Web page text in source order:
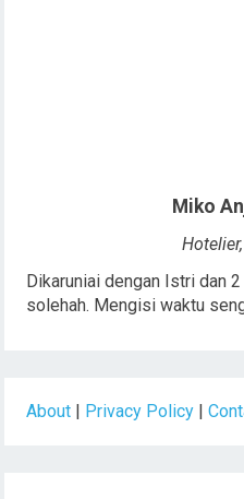
Miko
Dikaruniai dengan Istri dan
solehah. Mengisi waktu
About | Privacy Policy |